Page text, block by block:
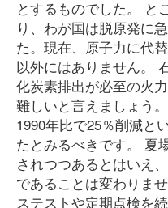
とするものでした。 と
り、わが国は脱原発に
た。現在、原子力に代
以外にはありません。
化炭素排出が必至の火
難しいと言えましょう
1990年比で25％削減と
たとみるべきです。 夏
されつつあるとはいえ
であることは変わりま
ステストや定期点検を